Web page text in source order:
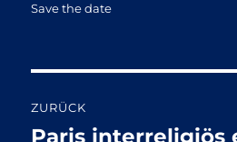
Save the date
ZURÜCK
Vorheriger
Paris interreligiös